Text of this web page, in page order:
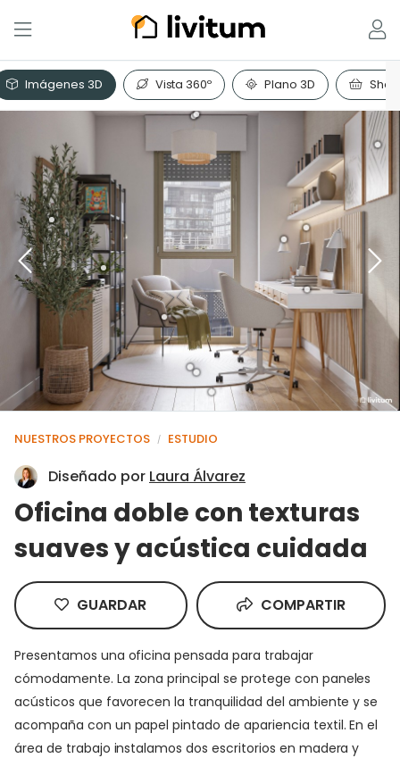
Imágenes 3D Vista 360º Plano 3D
NUESTROS PROYECTOS / ESTUDIO
Diseñado por Laura Álvarez
Oficina doble con texturas
suaves y acústica cuidada
GUARDAR COMPARTIR
Presentamos una oficina pensada para trabajar
cómodamente. La zona principal se protege con paneles
acústicos que favorecen la tranquilidad del ambiente y se
acompaña con un papel pintado de apariencia textil. En el
área de trabajo instalamos dos escritorios en madera y